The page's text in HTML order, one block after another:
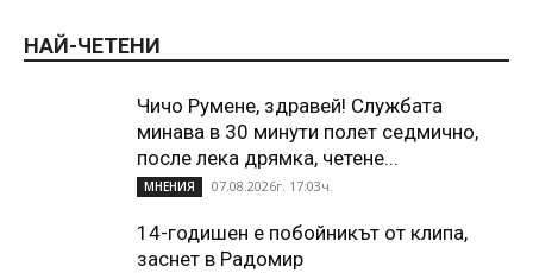
НАЙ-ЧЕТЕНИ
Чичо Румене, здравей! Службата
минава в 30 минути полет седмично,
после лека дрямка, четене...
МНЕНИЯ 07.08.2026г. 17:03ч.
14-годишен е побойникът от клипа,
заснет в Радомир